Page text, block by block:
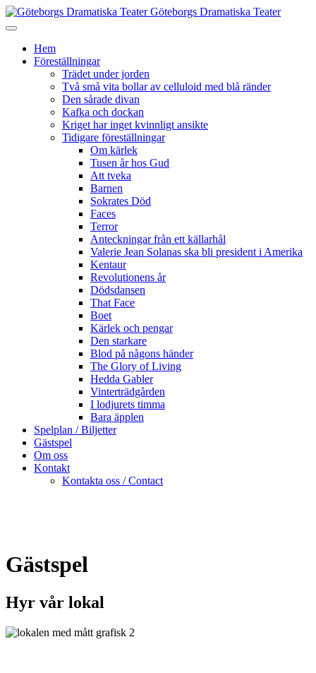
Göteborgs Dramatiska Teater
Hem
Föreställningar
Trädet under jorden
Två små vita bollar av celluloid med blå ränder
Den sårade divan
Kafka och dockan
Kriget har inget kvinnligt ansikte
Tidigare föreställningar
Om kärlek
Tusen år hos Gud
Att tveka
Barnen
Sokrates Död
Faces
Terror
Anteckningar från ett källarhål
Valerie Jean Solanas ska bli president i Amerika
Kentaur
Revolutionens år
Dödsdansen
That Face
Boet
Kärlek och pengar
Den starkare
Blod på någons händer
The Glory of Living
Hedda Gabler
Vinterträdgården
I lodjurets timma
Bara äpplen
Spelplan / Biljetter
Gästspel
Om oss
Kontakt
Kontakta oss / Contact
Gästspel
Hyr vår lokal